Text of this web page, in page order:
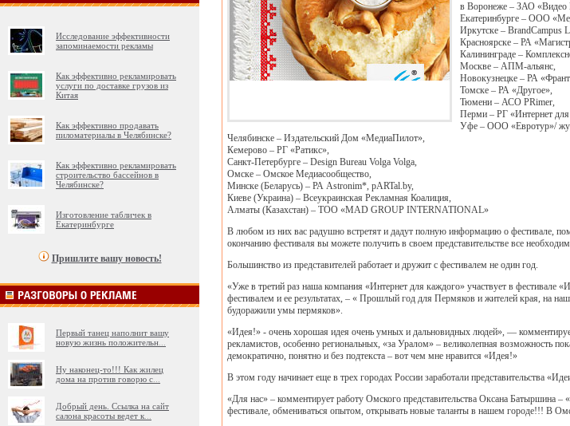
Исследование эффективности
запоминаемости рекламы
Как эффективно рекламировать
услуги по доставке грузов из
Китая
Как эффективно продавать
пиломатериалы в Челябинске?
Как эффективно рекламировать
строительство бассейнов в
Челябинске?
Изготовление табличек в
Екатеринбурге
Пришлите вашу новость!
Первый танец наполнит вашу
новую жизнь положительн
Ну наконец-то!!! Как жилец
дома на против говорю с
Добрый день. Ссылка на сайт
салона красоты ведет к
в Воронеже – ЗАО «Видео
Екатеринбурге – ООО
Иркутске – BrandCampus
Красноярске – РА
Калининграде –
Москве – АПМ-альянс,
Новокузнецке – РА
Томске – РА «Другое»,
Тюмени – АСО PRimer,
Перми – РГ «Интернет
Уфе – ООО «Евротур»/
Челябинске – Издательский Дом «МедиаПилот»,
Кемерово – РГ «Ратикс»,
Санкт-Петербурге – Design Bureau Volga Volga,
Омске – Омское Медиасообщество,
Минске (Беларусь) – РА Astronim*, pARTal.by,
Киеве (Украина) – Всеукраинская Рекламная Коалиция,
Алматы (Казахстан) – ТОО «MAD GROUP INTERNATIONAL»
В любом из них вас радушно встретят и дадут полную информацию о фестивале,
окончанию фестиваля вы можете получить в своем представительстве все
Большинство из представителей работает и дружит с фестивалем не один год.
«Уже в третий раз наша компания «Интернет для каждого» участвует в фестивале
фестивалем и ее результатах, – « Прошлый год для Пермяков и жителей края, на
будоражили умы пермяков».
«Идея!» - очень хорошая идея очень умных и дальновидных людей», —
рекламистов, особенно региональных, «за Уралом» – великолепная возможность
демократично, понятно и без подтекста – вот чем мне нравится «Идея!»
В этом году начинает еще в трех городах России заработали представительства
«Для нас» – комментирует работу Омского представительства Оксана Батыршина
фестивале, обмениваться опытом, открывать новые таланты в нашем городе!!! В